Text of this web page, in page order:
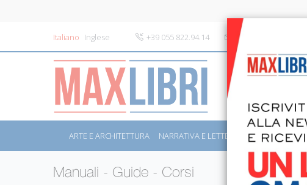
Italiano Inglese +39 055 822.94.14 info@maxlibri.it
ARTE E ARCHITETTURA NARRATIVA E LETTERATURA SAGGISTICA
Manuali - Guide - Corsi